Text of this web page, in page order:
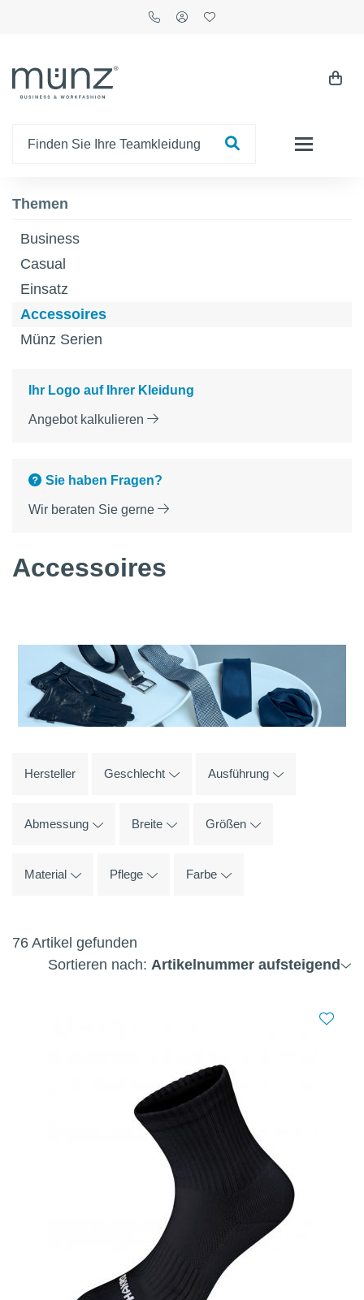
Themen
Business
Casual
Einsatz
Accessoires
Münz Serien
Ihr Logo auf Ihrer Kleidung
Angebot kalkulieren
Sie haben Fragen?
Wir beraten Sie gerne
Accessoires
Hersteller Geschlecht Ausführung
Abmessung Breite Größen
Material Pflege Farbe
76 Artikel gefunden
Sortieren nach: Artikelnummer aufsteigend